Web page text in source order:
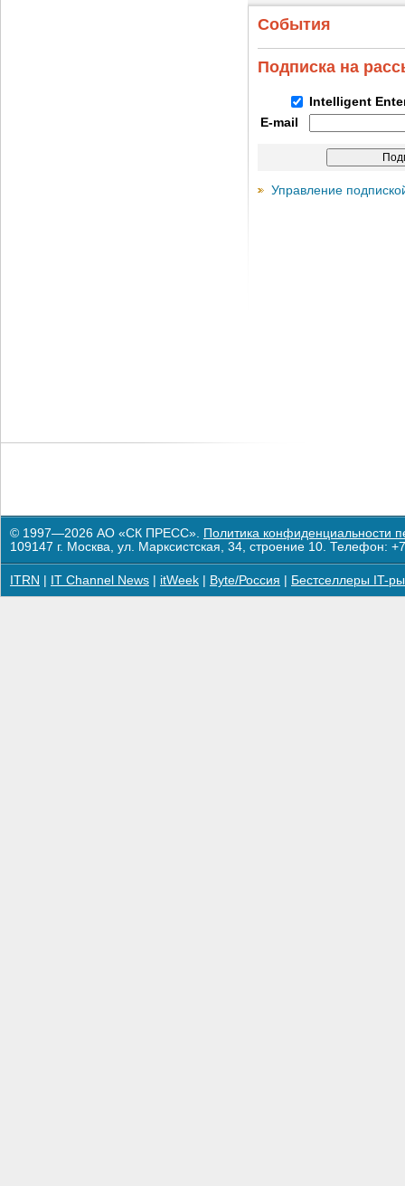
События
Подписка на
Intelligent
E-mail
Управление
© 1997—2026 АО «СК ПРЕСС». Политика конфиденциальности
109147 г. Москва, ул. Марксистская, 34, строение 10. Телефон:
ITRN IT Channel News itWeek Byte/Россия Бестселлеры IT-